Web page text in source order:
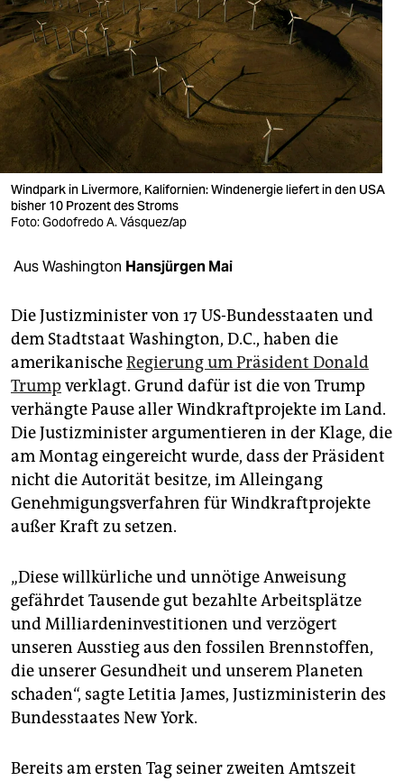
verlag
verlag
veranstaltungen
shop
fragen & hilfe
unterstützen
genossenschaft
epaper login
Windpark in Livermore, Kalifornien: Windenergie liefert in den USA
bisher 10 Prozent des Stroms
Foto: Godofredo A. Vásquez/ap
Aus Washington Hansjürgen Mai
Die Justizminister von 17 US-Bundesstaaten und
dem Stadtstaat Washington, D.C., haben die
amerikanischeRegierung um Präsident Donald
Trumpverklagt. Grund dafür ist die von Trump
verhängte Pause aller Windkraftprojekte im Land.
Die Justizminister argumentieren in der Klage, die
am Montag eingereicht wurde, dass der Präsident
nicht die Autorität besitze, im Alleingang
Genehmigungsverfahren für Windkraftprojekte
außer Kraft zu setzen.
„Diese willkürliche und unnötige Anweisung
gefährdet Tausende gut bezahlte Arbeitsplätze
und Milliardeninvestitionen und verzögert
unseren Ausstieg aus den fossilen Brennstoffen,
die unserer Gesundheit und unserem Planeten
schaden“, sagte Letitia James, Justizministerin des
Bundesstaates New York.
Bereits am ersten Tag seiner zweiten Amtszeit